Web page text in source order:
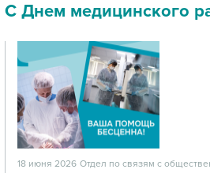
С Днем медицинского
18 июня 2026 Отдел по связям с